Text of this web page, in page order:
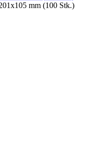
mm (100 Stk.)